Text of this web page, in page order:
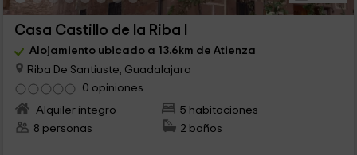
Casa Castillo de la Riba I
Alojamiento ubicado a 13.6km de Atienza
Riba De Santiuste, Guadalajara
0 opiniones
Alquiler íntegro
5 habitaciones
8 personas
2 baños